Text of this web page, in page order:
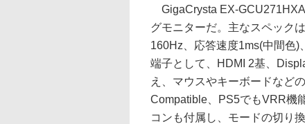
GigaCrysta EX-
グモニターだ。主なスペック
160Hz、応答速度1ms(中間色)
端子として、HDMI 2基、
え、マウスやキーボードなど
Compatible、PS5でもVRR機
コンも付属し、モードの切り